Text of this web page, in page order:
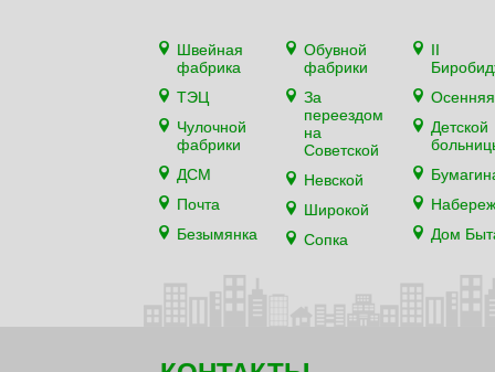
Швейная
фабрика
ТЭЦ
Чулочной
фабрики
ДСМ
Почта
Безымянка
Обувной
фабрики
За
переездом
на
Советской
Невской
Широкой
Сопка
II
Осенняя
Детской
Дом